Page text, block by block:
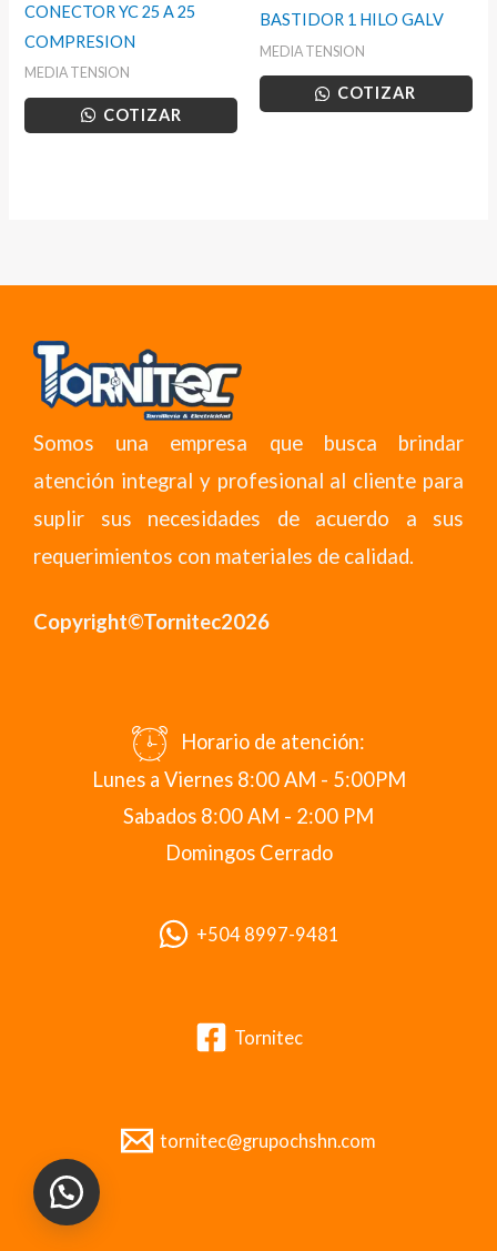
CONECTOR YC 25 A 25
COMPRESION
MEDIA TENSION
COTIZAR
BASTIDOR 1 HILO GALV
MEDIA TENSION
COTIZAR
Somos una empresa que busca brindar
atención integral y profesional al cliente para
suplir sus necesidades de acuerdo a sus
requerimientos con materiales de calidad.
Copyright©Tornitec2026
Horario de atención:
Lunes a Viernes 8:00 AM - 5:00PM
Sabados 8:00 AM - 2:00 PM
Domingos Cerrado
+504 8997-9481
Tornitec
tornitec@grupochshn.com